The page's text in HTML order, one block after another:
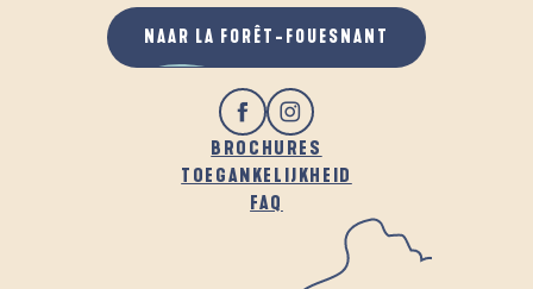
BROCHURES
TOEGANKELIJKHEID
FAQ
NAAR LA FORÊT-FOUESNANT